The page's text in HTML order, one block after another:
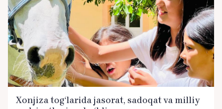
Xonjiza tog‘larida jasorat, sadoqat va milliy